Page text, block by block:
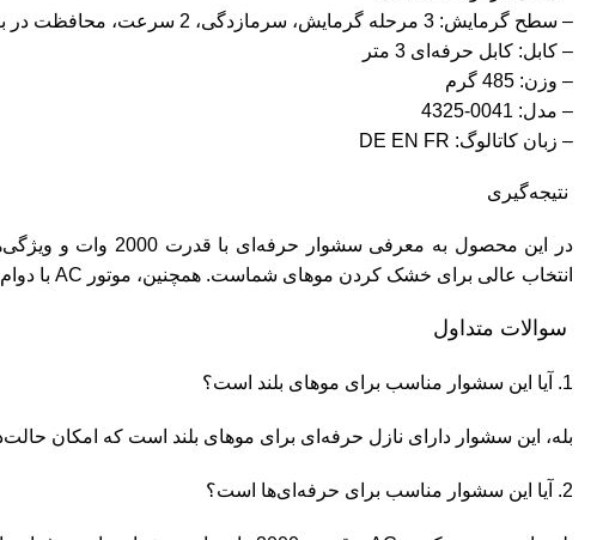
– سطح گرمایش: 3 مرحله گرمایش، سرمازدگی، 2 سرعت، محافظت در برابر عملکرد اشتباه
– کابل: کابل حرفه‌ای 3 متر
– وزن: 485 گرم
– مدل: 0041-4325
– زبان کاتالوگ: DE EN FR
نتیجه‌گیری
در این محصول به
انتخاب عالی برای خشک کردن موهای شماست. همچنین، موتور AC با دوام و دکمه‌ها و سرعت‌های متنوع، این سشوار را به یک ابزار قدرتمند برای حرفه‌ای‌ها تبدیل کرده است.
سوالات متداول
1. آیا این سشوار مناسب برای موهای بلند است؟
بله، این سشوار دارای نازل حرفه‌ای برای موهای بلند است که امکان
2. آیا این سشوار مناسب برای حرفه‌ای‌ها است؟